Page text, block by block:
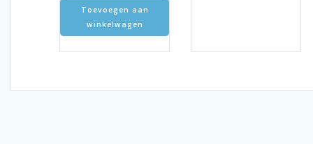
Toevoegen aan
winkelwagen